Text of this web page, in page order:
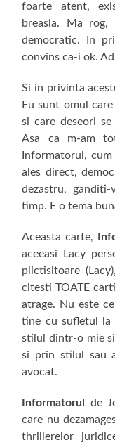
foarte atent,
breasla. Ma
democratic. In
convins ca-i ok.
Si in privinta
Eu sunt omul
si care deseori
Asa ca m-am
Informatorul,
ales direct,
dezastru,
timp. E o tema
Aceasta carte,
aceeasi Lacy
plictisitoare
citesti TOATE
atrage. Nu este
tine cu sufletul la
stilul dintr-o mie
si prin stilul sau
avocat.
Informatorul
de
care nu
thrillerelor